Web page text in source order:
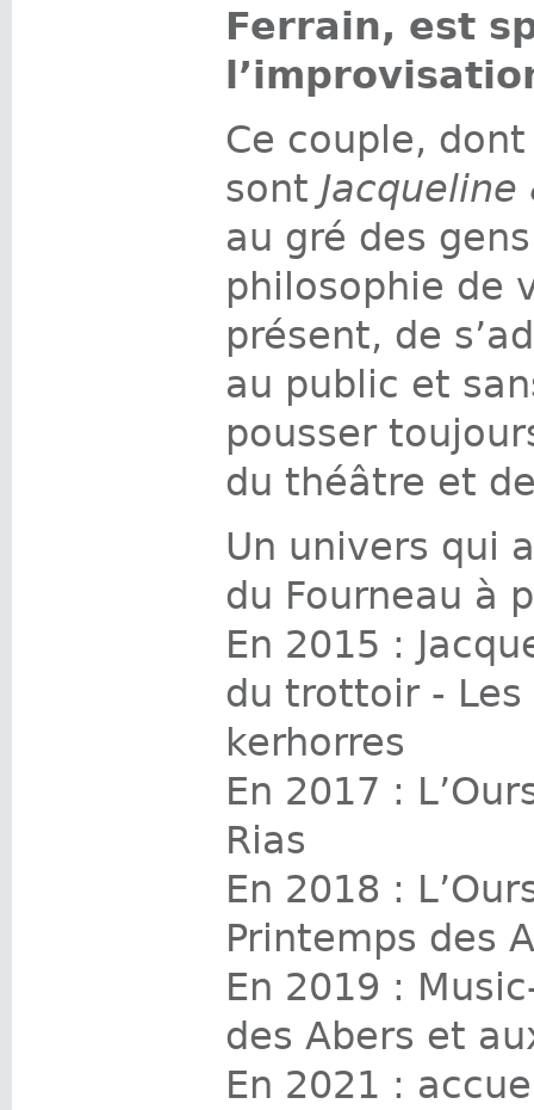
Ferrain, est
Ce couple,
sont
au gré des
philosophie de
présent, de
au public et
pousser
du théâtre et
Un univers qui
du Fourneau à
En 2015 :
du trottoir - Les
kerhorres
En 2017 :
Rias
En 2018 :
Printemps des
En 2019 :
des Abers et
En 2021 :